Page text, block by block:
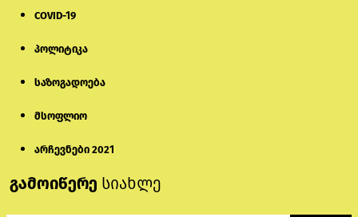
COVID-19
პოლიტიკა
საზოგადოება
მსოფლიო
არჩევნები 2021
გამოიწერე სიახლე